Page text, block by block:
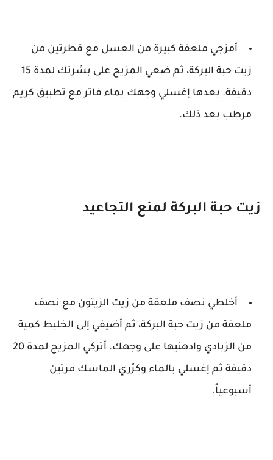
أمزجي ملعقة كبيرة من العسل مع قطرتين من
زيت حبة البركة، ثم ضعي المزيج على بشرتك لمدة 15
دقيقة. بعدها إغسلي وجهك بماء فاتر مع تطبيق كريم
مرطب بعد ذلك.
زيت حبة البركة لمنع التجاعيد
أخلطي نصف ملعقة من زيت الزيتون مع نصف
ملعقة من زيت حبة البركة، ثم أضيفي إلى الخليط كمية
من الزبادي وادهنيها على وجهك. أتركي المزيج لمدة 20
دقيقة ثم إغسلي بالماء وكرّري الماسك مرتين
أسبوعياً.